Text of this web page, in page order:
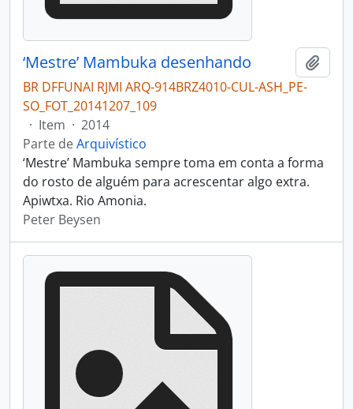
‘Mestre’ Mambuka desenhando
BR DFFUNAI RJMI ARQ-914BRZ4010-CUL-ASH_PE-
SO_FOT_20141207_109
· Item · 2014
Parte deArquivístico
‘Mestre’ Mambuka sempre toma em conta a forma
do rosto de alguém para acrescentar algo extra.
Apiwtxa. Rio Amonia.
Peter Beysen